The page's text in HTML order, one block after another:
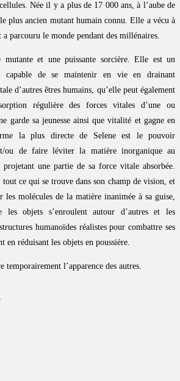
Née il y a plus de 17 000 ans, à l’aube de
plus ancien mutant humain connu. Elle a vécu à
a parcouru le monde pendant des millénaires.
et une puissante sorcière. Elle est un
capable de se maintenir en vie en drainant
d’autres êtres humains, qu’elle peut également
régulière des forces vitales d’une ou
garde sa jeunesse ainsi que vitalité et gagne en
la plus directe de Selene est le pouvoir
ou de faire léviter la matière inorganique au
une partie de sa force vitale absorbée.
ce qui se trouve dans son champ de vision, et
molécules de la matière inanimée à sa guise,
objets s’enroulent autour d’autres et les
humanoïdes réalistes pour combattre ses
en réduisant les objets en poussière.
temporairement l’apparence des autres.